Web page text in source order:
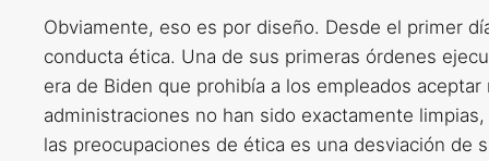
Obviamente, eso es por diseño. Desde el primer
conducta ética. Una de sus primeras órdenes
era de Biden que prohibía a los empleados
administraciones no han sido exactamente
las preocupaciones de ética es una desviación de